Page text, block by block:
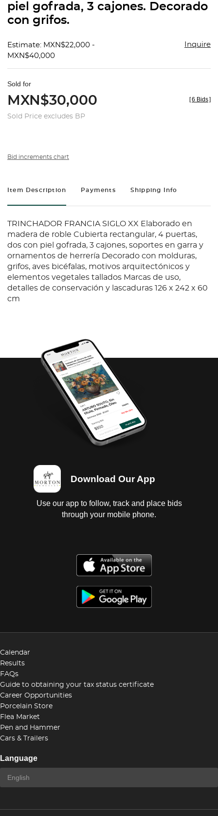
piel gofrada, 3 cajones. Decorado
con grifos.
Estimate: MXN$22,000 -
MXN$40,000
Inquire
Sold for
MXN$30,000
Sold Price excludes BP
[6 Bids]
Bid increments chart
Item Description Payments Shipping Info
TRINCHADOR FRANCIA SIGLO XX Elaborado en
madera de roble Cubierta rectangular, 4 puertas,
dos con piel gofrada, 3 cajones, soportes en garra y
ornamentos de herrería Decorado con molduras,
grifos, aves bicéfalas, motivos arquitectónicos y
elementos vegetales tallados Marcas de uso,
detalles de conservación y lascaduras 126 x 242 x 60
cm
Download Our App
Use our app to follow, track and place bids
through your mobile phone.
Calendar
Results
FAQs
Guide to obtaining your tax status certificate
Career Opportunities
Porcelain Store
Flea Market
Pen and Hammer
Cars & Trailers
Language